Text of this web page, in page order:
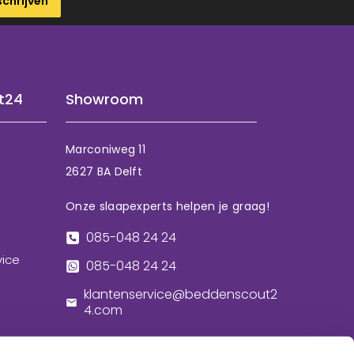
Showroom
Marconiweg 11
2627 BA Delft
Onze slaapexperts helpen je graag!
085-048 24 24
085-048 24 24
klantenservice@beddenscout2
4.com